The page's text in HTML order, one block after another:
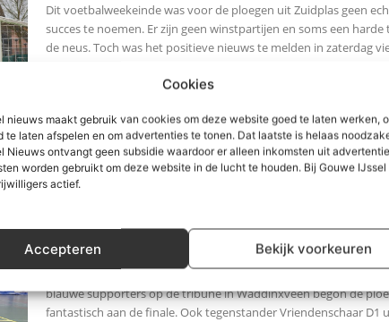
Cookies
nieuws maakt gebruik van cookies om deze website goed te laten werken,
te laten afspelen en om advertenties te tonen. Dat laatste is helaas
Nieuws ontvangt geen subsidie waardoor er alleen inkomsten uit
worden gebruikt om deze website in de lucht te houden. Bij Gouwe
actief.
Accepteren Bekijk voorkeuren
Dit voetbalweekeinde was voor de ploegen uit Zuidplas geen
succes te noemen. Er zijn geen winstpartijen en soms een harde
de neus. Toch was het positieve nieuws te melden in zaterdag
CKV Nieuwerkerk D1 beste korfballers jeugd
In een prachtige ambiance is Nieuwerkerk/BOS Roses D1 de
geworden van de Zuid Holland Korfbalcup editie 2018. Met ruim
blauwe supporters op de tribune in Waddinxveen begon de
fantastisch aan de finale. Ook tegenstander Vriendenschaar D1